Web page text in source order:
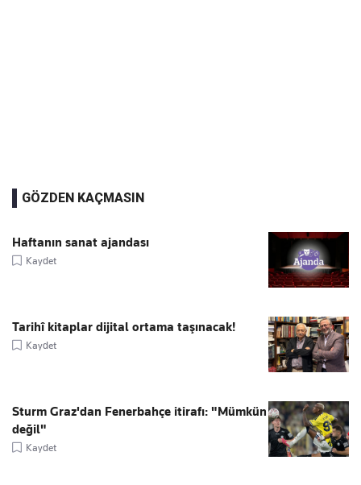
GÖZDEN KAÇMASIN
Haftanın sanat ajandası
Kaydet
Tarihî kitaplar dijital ortama taşınacak!
Kaydet
Sturm Graz'dan Fenerbahçe itirafı: "Mümkün
değil"
Kaydet